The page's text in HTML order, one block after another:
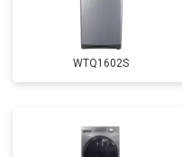
Замена крестовины
Замена подшипников
WTQ1602S